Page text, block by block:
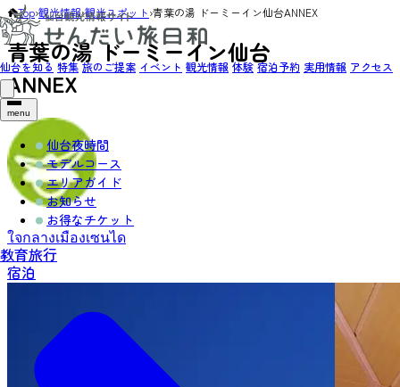
仙台を知る 特集 旅のご提案 イベント 観光情報 体験 宿泊予約 実用情報 アクセス
menu
仙台夜時間
モデルコース
エリアガイド
お知らせ
お得なチケット
教育旅行
Top›観光情報›観光スポット›青葉の湯 ドーミーイン仙台ANNEX
青葉の湯 ドーミーイン仙台
ANNEX
ใจกลางเมืองเซนได
宿泊